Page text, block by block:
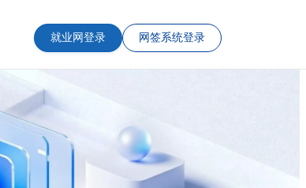
就业网登录 网签系统登录